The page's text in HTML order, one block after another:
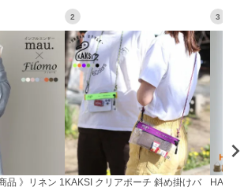
品 》リネン 1
2
KAKSI クリアポーチ 斜め掛けバ
3